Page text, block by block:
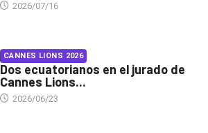
2026/07/16
CANNES LIONS 2026
Dos ecuatorianos en el jurado de
Cannes Lions...
2026/06/23